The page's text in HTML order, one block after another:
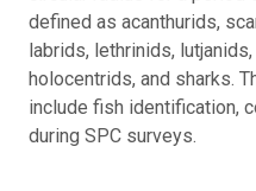
defined as acanthurids,
labrids, lethrinids,
holocentrids, and sharks.
include fish identification,
during SPC surveys.